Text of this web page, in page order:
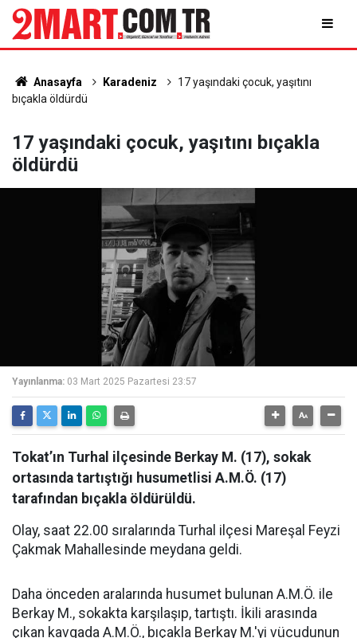
Anasayfa Karadeniz
17 yaşındaki çocuk, yaşıtını
bıçakla öldürdü
17 yaşındaki çocuk, yaşıtını bıçakla
öldürdü
Yayınlanma: 03 Mart 2025 Pazartesi 23:57
Tokat’ın Turhal ilçesinde Berkay M. (17), sokak
ortasında tartıştığı husumetlisi A.M.Ö. (17)
tarafından bıçakla öldürüldü.
Olay, saat 22.00 sıralarında Turhal ilçesi Mareşal Feyzi
Çakmak Mahallesinde meydana geldi.
Daha önceden aralarında husumet bulunan A.M.Ö. ile
Berkay M., sokakta karşılaşıp, tartıştı. İkili arasında
çıkan kavgada A.M.Ö., bıçakla Berkay M.'yi vücudunun